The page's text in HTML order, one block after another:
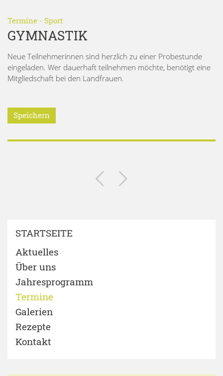
Termine - Sport
GYMNASTIK
Neue Teilnehmerinnen sind herzlich zu einer Probestunde
eingeladen. Wer dauerhaft teilnehmen möchte, benötigt eine
Mitgliedschaft bei den Landfrauen.
Speichern
STARTSEITE
Aktuelles
Über uns
Jahresprogramm
Termine
Galerien
Rezepte
Kontakt